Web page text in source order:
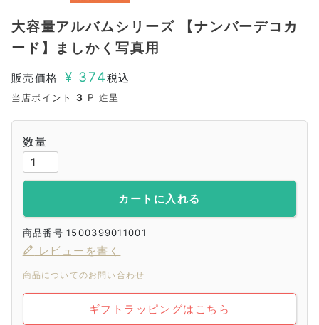
大容量アルバムシリーズ 【ナンバーデコカ
ード】ましかく写真用
販売価格 ¥ 374税込
当店ポイント 3 P 進呈
カートに入れる
商品番号 1500399011001
レビューを書く
商品についてのお問い合わせ
ギフトラッピングはこちら